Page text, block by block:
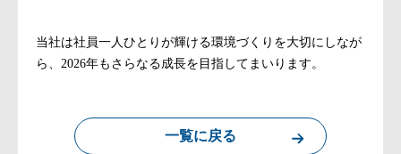
当社は社員一人ひとりが輝ける環境づくりを大切にしなが
ら、2026年もさらなる成長を目指してまいります。
一覧に戻る